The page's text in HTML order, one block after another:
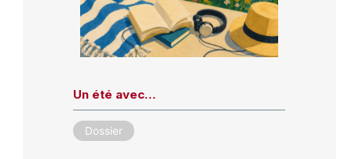
Un été avec…
Dossier